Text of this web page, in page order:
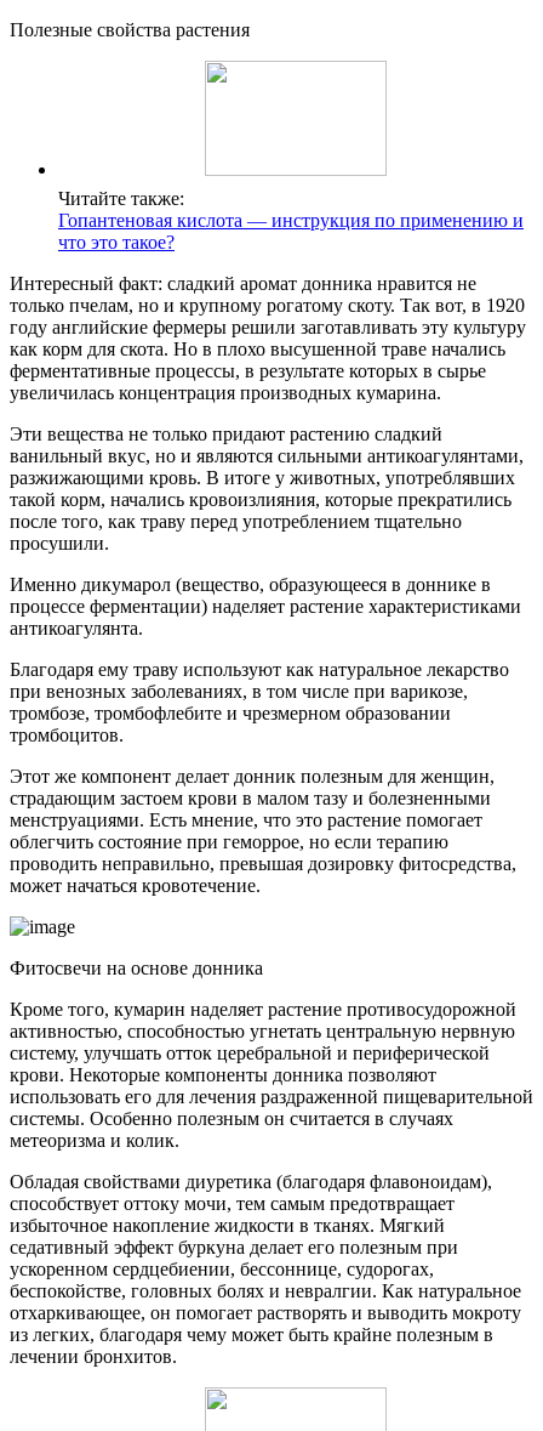
Полезные свойства растения
Читайте также:
Гопантеновая кислота — инструкция по применению и
что это такое?
Интересный факт: сладкий аромат донника нравится не
только пчелам, но и крупному рогатому скоту. Так вот, в 1920
году английские фермеры решили заготавливать эту культуру
как корм для скота. Но в плохо высушенной траве начались
ферментативные процессы, в результате которых в сырье
увеличилась концентрация производных кумарина.
Эти вещества не только придают растению сладкий
ванильный вкус, но и являются сильными антикоагулянтами,
разжижающими кровь. В итоге у животных, употреблявших
такой корм, начались кровоизлияния, которые прекратились
после того, как траву перед употреблением тщательно
просушили.
Именно дикумарол (вещество, образующееся в доннике в
процессе ферментации) наделяет растение характеристиками
антикоагулянта.
Благодаря ему траву используют как натуральное лекарство
при венозных заболеваниях, в том числе при варикозе,
тромбозе, тромбофлебите и чрезмерном образовании
тромбоцитов.
Этот же компонент делает донник полезным для женщин,
страдающим застоем крови в малом тазу и болезненными
менструациями. Есть мнение, что это растение помогает
облегчить состояние при геморрое, но если терапию
проводить неправильно, превышая дозировку фитосредства,
может начаться кровотечение.
Фитосвечи на основе донника
Кроме того, кумарин наделяет растение противосудорожной
активностью, способностью угнетать центральную нервную
систему, улучшать отток церебральной и периферической
крови. Некоторые компоненты донника позволяют
использовать его для лечения раздраженной пищеварительной
системы. Особенно полезным он считается в случаях
метеоризма и колик.
Обладая свойствами диуретика (благодаря флавоноидам),
способствует оттоку мочи, тем самым предотвращает
избыточное накопление жидкости в тканях. Мягкий
седативный эффект буркуна делает его полезным при
ускоренном сердцебиении, бессоннице, судорогах,
беспокойстве, головных болях и невралгии. Как натуральное
отхаркивающее, он помогает растворять и выводить мокроту
из легких, благодаря чему может быть крайне полезным в
лечении бронхитов.